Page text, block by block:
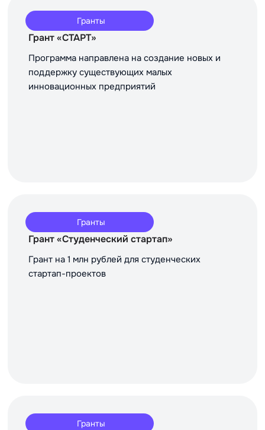
Гранты
Грант «СТАРТ»
Программа направлена на создание новых и
поддержку существующих малых
инновационных предприятий
Гранты
Грант «Студенческий стартап»
Грант на 1 млн рублей для студенческих
стартап-проектов
Гранты